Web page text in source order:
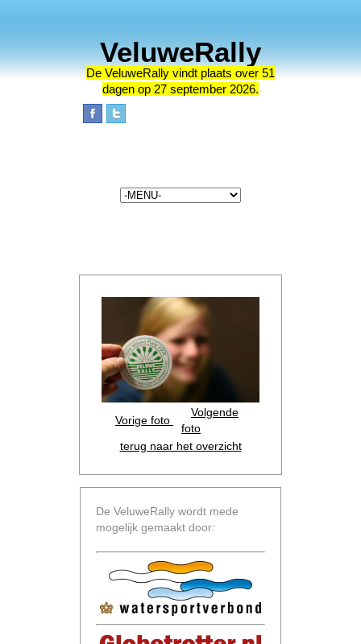
VeluweRally
De VeluweRally vindt plaats over 51
dagen op 27 september 2026.
Vorige foto
Volgende
foto
terug naar het overzicht
De VeluweRally wordt mede
mogelijk gemaakt door: